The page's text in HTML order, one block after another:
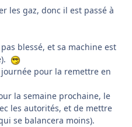
les gaz, donc il est passé à
blessé, et sa machine est
pour la remettre en
la semaine prochaine, le
les autorités, et de mettre
se balancera moins).